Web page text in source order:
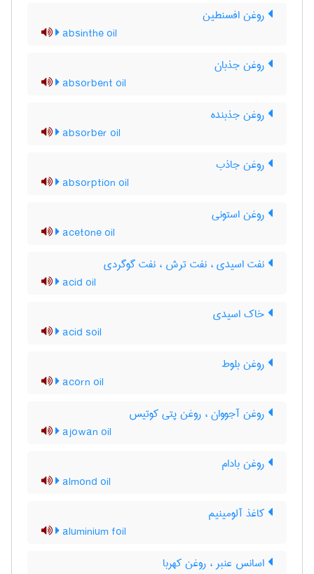
روغن افسنطین
absinthe oil
روغن جذبان
absorbent oil
روغن جذبنده
absorber oil
روغن جاذب
absorption oil
روغن استونی
acetone oil
نفت اسیدی ، نفت ترش ، نفت گوگردی
acid oil
خاک اسیدی
acid soil
روغن بلوط
acorn oil
روغن آجووان ، روغن پتی کوتیس
ajowan oil
روغن بادام
almond oil
کاغذ آلومینیم
aluminium foil
اسانس عنبر ، روغن کهربا